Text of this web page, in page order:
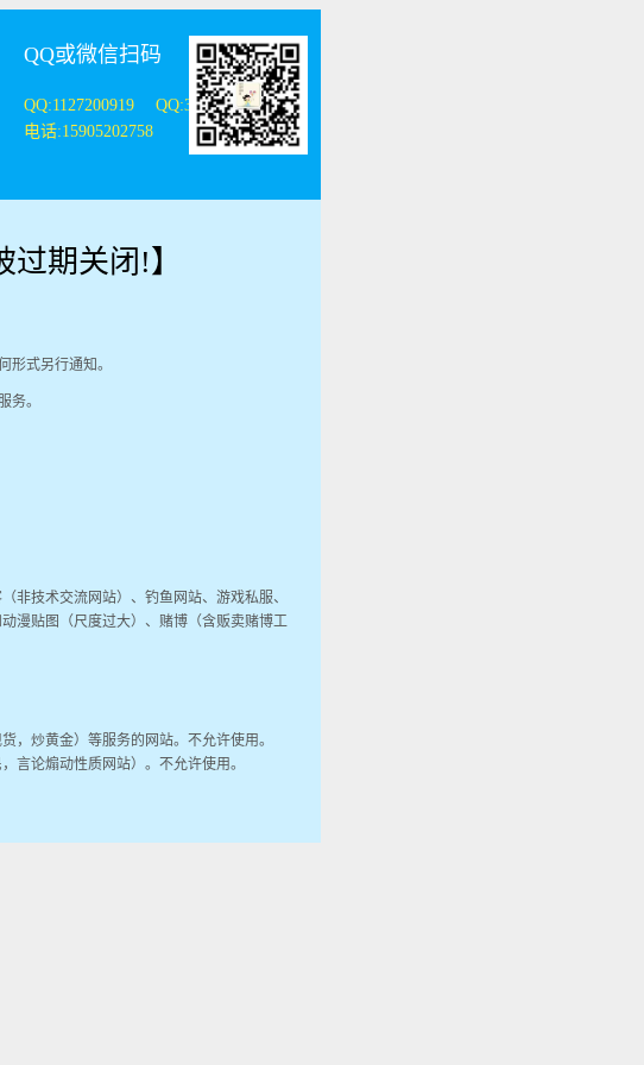
QQ或微信扫码
QQ:1127200919
QQ:328131696
电话:15905202758
期关闭!】
形式另行通知。
务。
非技术交流网站）、钓鱼网站、游戏私服、
漫贴图（尺度过大）、赌博（含贩卖赌博工
，炒黄金）等服务的网站。不允许使用。
言论煽动性质网站）。不允许使用。